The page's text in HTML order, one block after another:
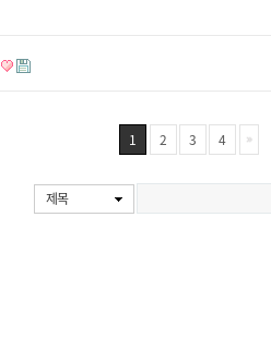
1 2 3 4
제목